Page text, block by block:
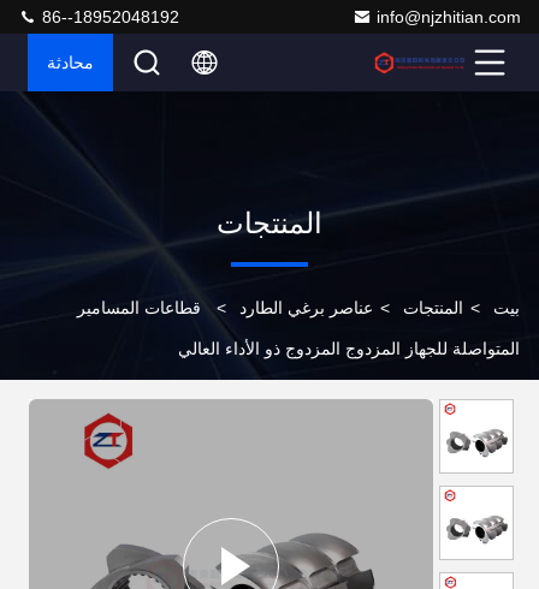
info@njzhitian.com
86--18952048192
محادثة
المنتجات
بيت > المنتجات > عناصر برغي الطارد > قطاعات المسامير
المتواصلة للجهاز المزدوج المزدوج ذو الأداء العالي